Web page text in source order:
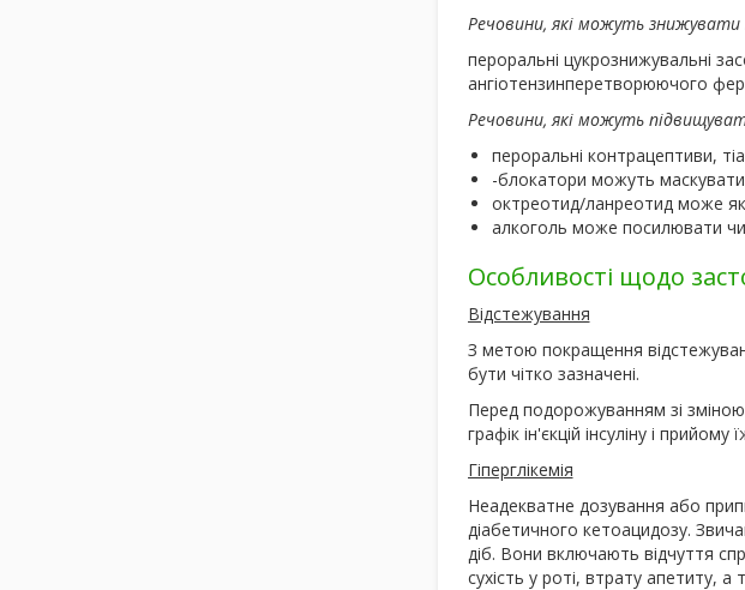
Речовини, які можуть знижувати
пероральні цукрознижувальні
ангіотензинперетворюючого
Речовини, які можуть
пероральні контрацептиви,
-блокатори можуть маскувати
октреотид/ланреотид може як
алкоголь може посилювати чи
Особливості щодо
Відстежування
З метою покращення
бути чітко зазначені.
Перед подорожуванням зі
графік ін'єкцій інсуліну і прийому
Гіперглікемія
Неадекватне дозування або
діабетичного кетоацидозу.
діб. Вони включають відчуття
сухість у роті, втрату апетиту,